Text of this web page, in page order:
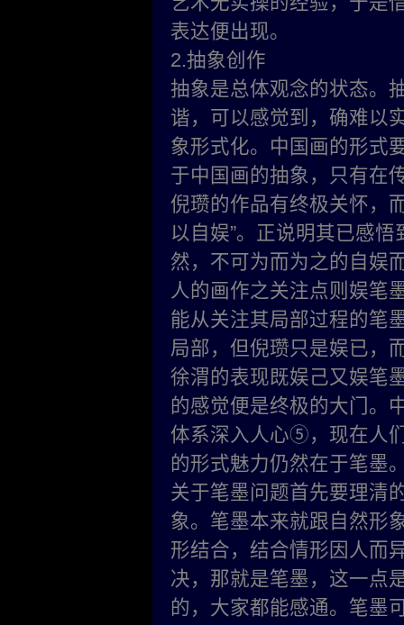
表达便出现。
2.抽象创作
抽象是总体观念的状态。
谐，可以感觉到，确难以
象形式化。中国画的形式
于中国画的抽象，只有在
倪瓒的作品有终极关怀，
以自娱”。正说明其已感
然，不可为而为之的自娱
人的画作之关注点则娱笔
能从关注其局部过程的笔
局部，但倪瓒只是娱已，
徐渭的表现既娱己又娱笔
的感觉便是终极的大门。
体系深入人心⑤，现在人
的形式魅力仍然在于笔墨
关于笔墨问题首先要理清
象。笔墨本来就跟自然形
形结合，结合情形因人而
决，那就是笔墨，这一点
的，大家都能感通。笔墨